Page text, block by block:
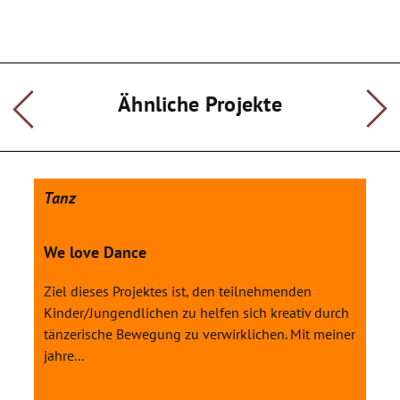
Körper zum Gegenstand des nächsten Projektes zu machen.
Körperbewusstsein nachhaltig in Schule und Unterricht
weiterzuverfolgen, wird die Künstlerin
Ähnliche Projekte
Tanz
We love Dance
Ziel dieses Projektes ist, den teilnehmenden
Kinder/Jungendlichen zu helfen sich kreativ durch
tänzerische Bewegung zu verwirklichen. Mit meiner
jahre...